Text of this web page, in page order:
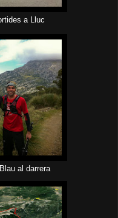
a Lluc
al darrera